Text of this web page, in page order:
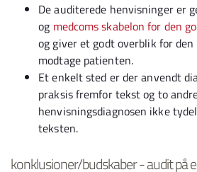
De auditerede henvisninger er
og medcoms skabelon for den
og giver et godt overblik for
modtage patienten.
Et enkelt sted er der anvendt
praksis fremfor tekst og to
henvisningsdiagnosen ikke
teksten.
konklusioner/budskaber - audit på